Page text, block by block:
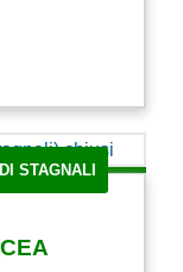
STAGNALI